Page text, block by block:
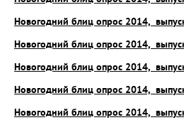
Новогодний блиц опрос 2014,
Новогодний блиц опрос 2014,
Новогодний блиц опрос 2014,
Новогодний блиц опрос 2014,
Новогодний блиц опрос 2014,